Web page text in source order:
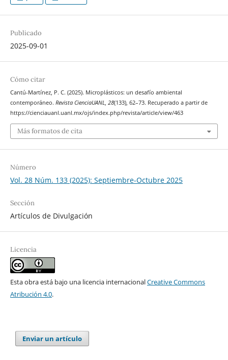
Publicado
2025-09-01
Cómo citar
Cantú-Martínez, P. C. (2025). Microplásticos: un desafío ambiental
contemporáneo. Revista CienciaUANL, 28(133), 62–73. Recuperado a partir de
https://cienciauanl.uanl.mx/ojs/index.php/revista/article/view/463
Más formatos de cita
Número
Vol. 28 Núm. 133 (2025): Septiembre-Octubre 2025
Sección
Artículos de Divulgación
Licencia
Esta obra está bajo una licencia internacionalCreative Commons
Atribución 4.0.
Enviar un artículo